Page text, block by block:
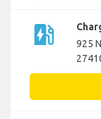
ev_station
925